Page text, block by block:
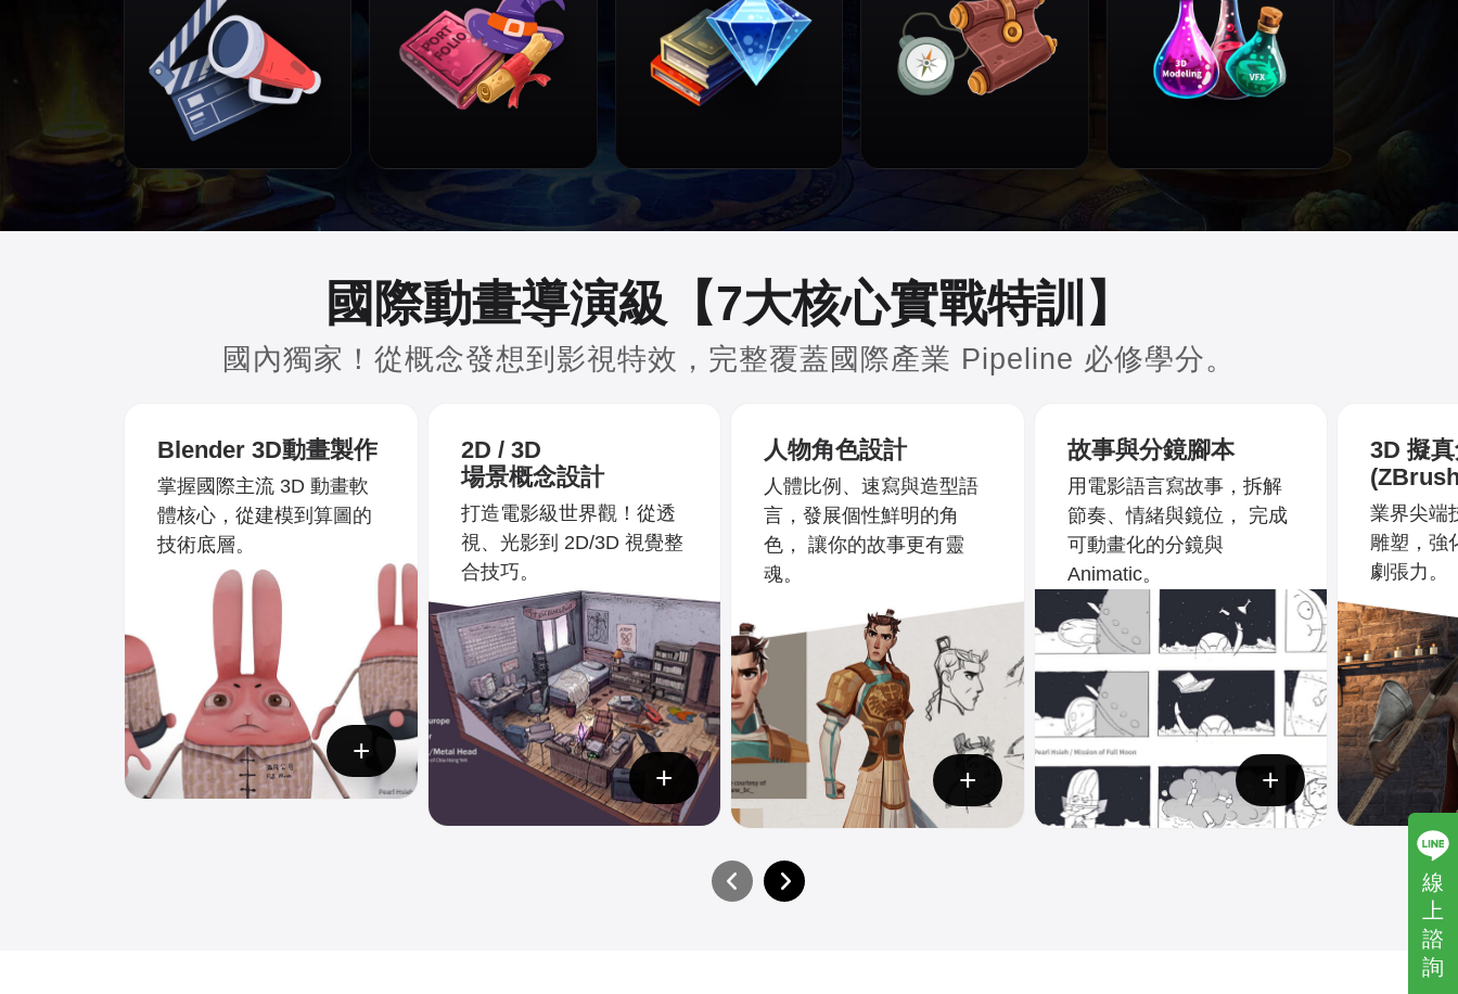
線
上
諮
詢
國際動畫導演級 【7大核心實戰特訓】
國內獨家！從概念發想到影視特效， 完整覆蓋國際產業 Pipeline 必修學分。
Blender 3D動畫製作
掌握國際主流 3D 動畫軟
體核心，從建模到算圖的
技術底層。
+
2D / 3D
場景概念設計
打造電影級世界觀！從透
視、光影到 2D/3D 視覺整
合技巧。
+
人物角色設計
人體比例、速寫與造型語
言，發展個性鮮明的角
色， 讓你的故事更有靈
魂。
+
故事與分鏡腳本
用電影語言寫故事，拆解
節奏、情緒與鏡位， 完成
可動畫化的分鏡與
Animatic。
+
3D 擬
業界尖端
雕塑，強
劇張力。